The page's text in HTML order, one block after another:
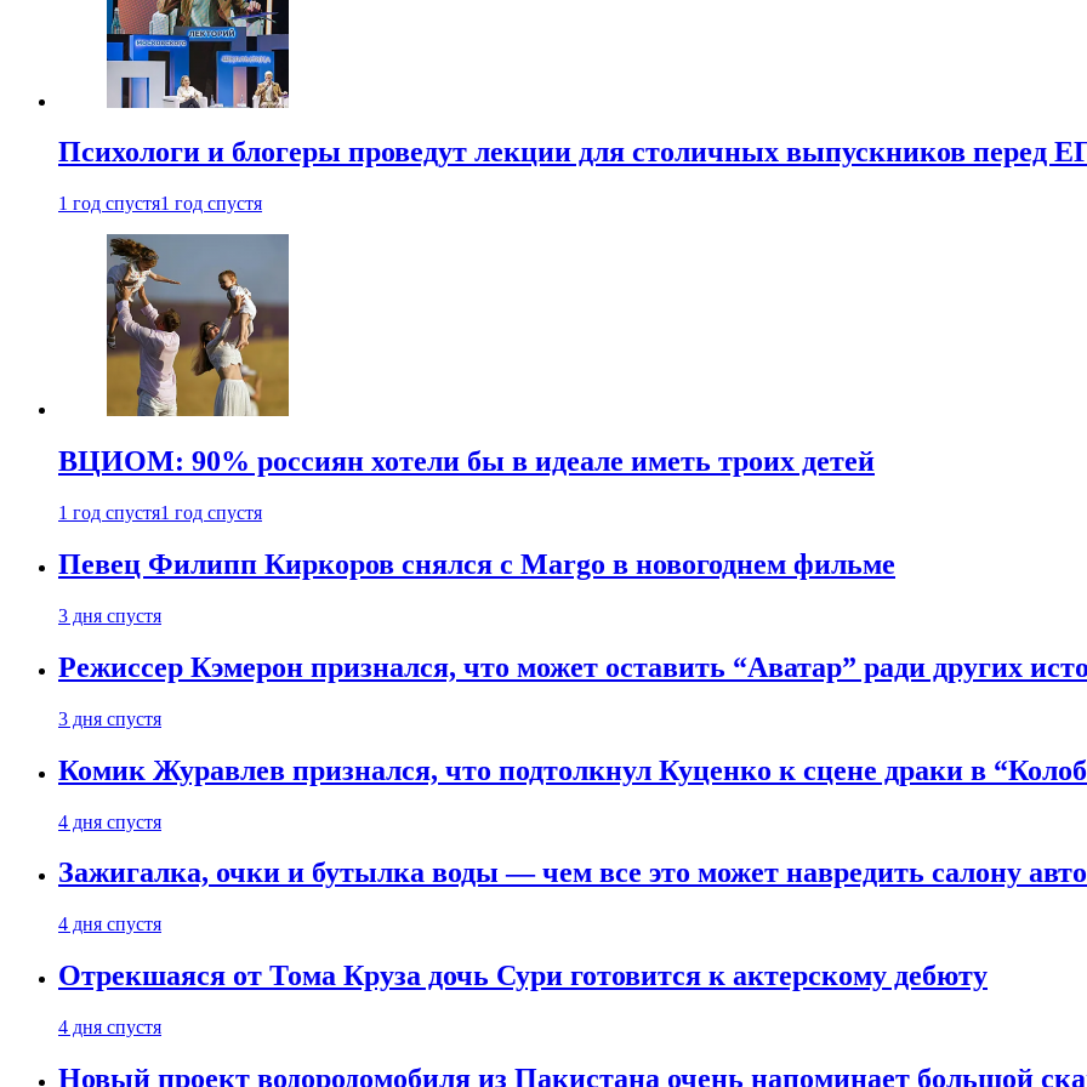
Психологи и блогеры проведут лекции для столичных выпускников перед
1 год спустя1 год спустя
ВЦИОМ: 90% россиян хотели бы в идеале иметь троих детей
1 год спустя1 год спустя
Певец Филипп Киркоров снялся с Margo в новогоднем фильме
3 дня спустя
Режиссер Кэмерон признался, что может оставить “Аватар” ради других
3 дня спустя
Комик Журавлев признался, что подтолкнул Куценко к сцене драки в
4 дня спустя
Зажигалка, очки и бутылка воды — чем все это может навредить салону
4 дня спустя
Отрекшаяся от Тома Круза дочь Сури готовится к актерскому дебюту
4 дня спустя
Новый проект водородомобиля из Пакистана очень напоминает большой